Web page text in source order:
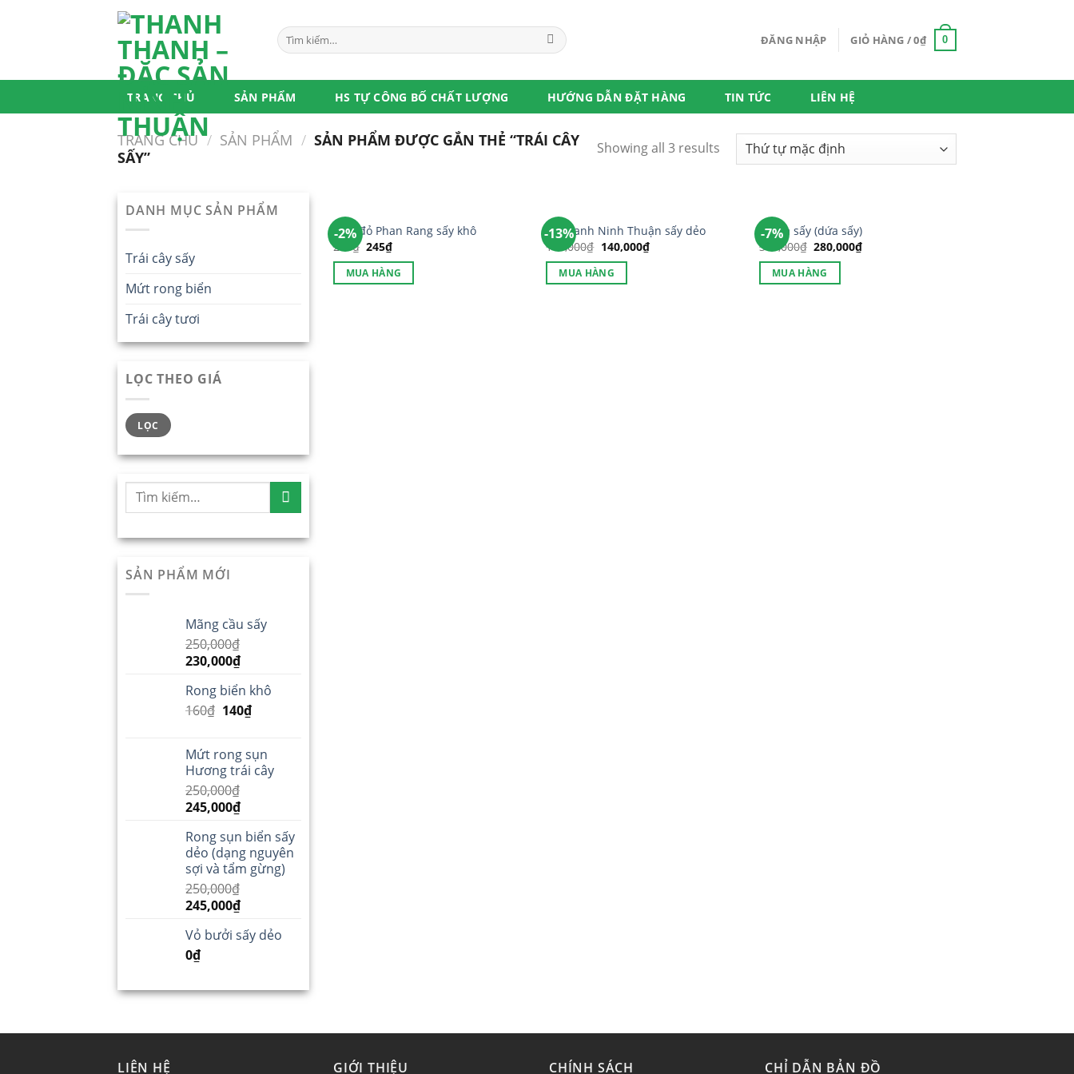
Tìm
kiếm:
ĐĂNG NHẬP GIỎ HÀNG /0₫ 0
TRANG CHỦ SẢN PHẨM HS TỰ CÔNG BỐ CHẤT LƯỢNG HƯỚNG DẪN ĐẶT HÀNG TIN TỨC LIÊN HỆ
TRANG CHỦ / SẢN PHẨM / SẢN PHẨM ĐƯỢC GẮN THẺ “TRÁI CÂY
SẤY”
Showing all 3 results
DANH MỤC SẢN PHẨM
Trái cây sấy
Mứt rong biển
Trái cây tươi
LỌC THEO GIÁ
LỌC
SẢN PHẨM MỚI
Mãng cầu sấy
250,000₫
230,000₫
Rong biển khô
160₫ 140₫
Mứt rong sụn
Hương trái cây
250,000₫
245,000₫
Rong sụn biển sấy
dẻo (dạng nguyên
sợi và tẩm gừng)
250,000₫
245,000₫
Vỏ bưởi sấy dẻo
0₫
-2%
Nho đỏ Phan Rang sấy khô
250₫ 245₫
MUA HÀNG
-13%
Táo xanh Ninh Thuận sấy dẻo
160,000₫ 140,000₫
MUA HÀNG
-7%
Thơm sấy (dứa sấy)
300,000₫ 280,000₫
MUA HÀNG
LIÊN HỆ GIỚI THIỆU CHÍNH SÁCH CHỈ DẪN BẢN ĐỒ